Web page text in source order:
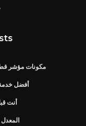
مكونات مؤشر
أفضل
أنت
المعدل